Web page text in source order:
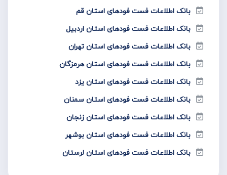
بانک اطلاعات فست فود‌های استان قم
بانک اطلاعات فست فود‌های استان اردبیل
بانک اطلاعات فست فود‌های استان تهران
بانک اطلاعات فست فود‌های استان هرمزگان
بانک اطلاعات فست فود‌های استان یزد
بانک اطلاعات فست فود‌های استان سمنان
بانک اطلاعات فست فود‌های استان زنجان
بانک اطلاعات فست فود‌های استان بوشهر
بانک اطلاعات فست فود‌های استان لرستان